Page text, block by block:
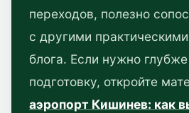
переходов, полезно
с другими
блога. Если нужно
подготовку, откройте
аэропорт Кишинев: как